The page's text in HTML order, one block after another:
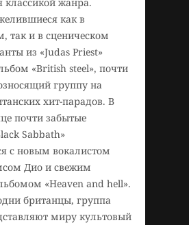
как в
так и в сценическом
из «Judas Priest»
«British steel», почти
группу на
хит-парадов. В
почти забытые
Sabbath»
с новым вокалистом
Дио и свежим
«Heaven and hell».
британцы, группа
миру культовый